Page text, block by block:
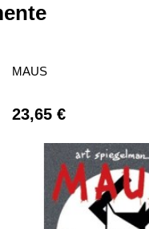
MAUS
23,65 €